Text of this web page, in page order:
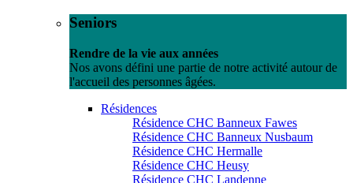
Seniors
Rendre de la vie aux années
Nos avons défini une partie de notre activité autour de
l'accueil des personnes âgées.
Résidences
Résidence CHC Banneux Fawes
Résidence CHC Banneux Nusbaum
Résidence CHC Hermalle
Résidence CHC Heusy
Résidence CHC Landenne